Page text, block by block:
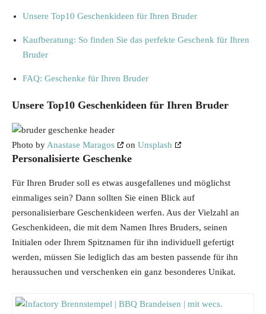
Unsere Top10 Geschenkideen für Ihren Bruder
Kaufberatung: So finden Sie das perfekte Geschenk für Ihren
Bruder
FAQ: Geschenke für Ihren Bruder
Unsere Top10 Geschenkideen für Ihren Bruder
Photo by Anastase Maragos on Unsplash
Personalisierte Geschenke
Für Ihren Bruder soll es etwas ausgefallenes und möglichst
einmaliges sein? Dann sollten Sie einen Blick auf
personalisierbare Geschenkideen werfen. Aus der Vielzahl an
Geschenkideen, die mit dem Namen Ihres Bruders, seinen
Initialen oder Ihrem Spitznamen für ihn individuell gefertigt
werden, müssen Sie lediglich das am besten passende für ihn
heraussuchen und verschenken ein ganz besonderes Unikat.